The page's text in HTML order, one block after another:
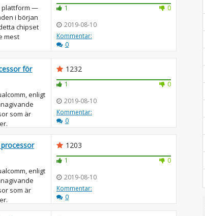
plattform —
i början
chipset
mest
1
0
2019-08-10
Kommentar:
0
för
enligt
som är
1232
1
0
2019-08-10
Kommentar:
0
enligt
som är
1203
1
0
2019-08-10
Kommentar:
0